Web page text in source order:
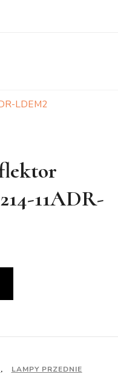
LDEM2
11ADR-
,
LAMPY PRZEDNIE